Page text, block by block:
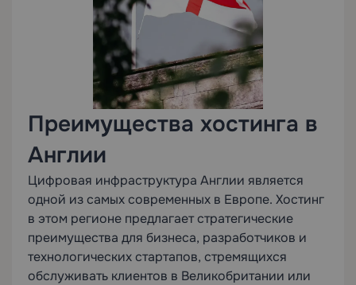
Преимущества хостинга в
Англии
Цифровая инфраструктура Англии является
одной из самых современных в Европе. Хостинг
в этом регионе предлагает стратегические
преимущества для бизнеса, разработчиков и
технологических стартапов, стремящихся
обслуживать клиентов в Великобритании или